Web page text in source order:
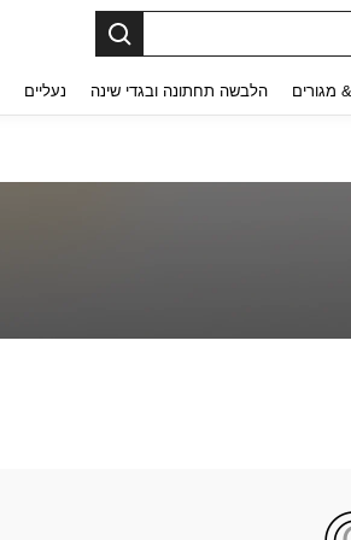
מגורים הלבשה תחתונה ובגדי שינה נעליים